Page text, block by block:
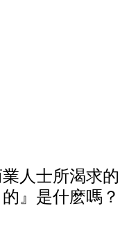
人士所渴求的
』是什麽嗎？